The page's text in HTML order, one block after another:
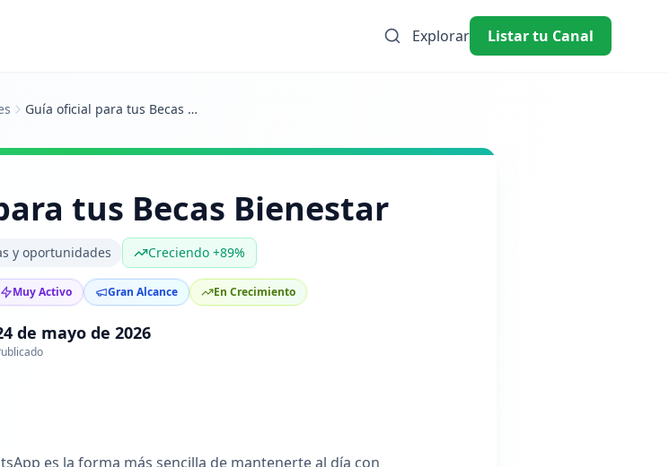
Explorar Listar tu Canal
Guía oficial para tus Becas Bienestar
tus Becas Bienestar
y oportunidades Creciendo +89%
Muy Activo Gran Alcance En Crecimiento
de mayo de 2026
es la forma más sencilla de mantenerte al día con